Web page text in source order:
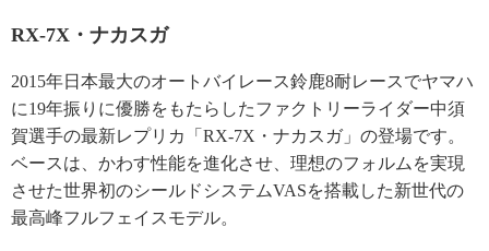
RX-7X・ナカスガ
2015年日本最大のオートバイレース鈴鹿8耐レースでヤマハ
に19年振りに優勝をもたらしたファクトリーライダー中須
賀選手の最新レプリカ「RX-7X・ナカスガ」の登場です。
ベースは、かわす性能を進化させ、理想のフォルムを実現
させた世界初のシールドシステムVASを搭載した新世代の
最高峰フルフェイスモデル。